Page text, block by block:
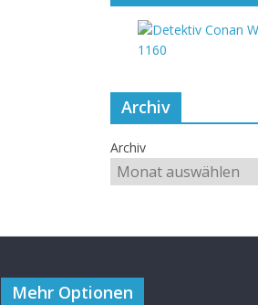
Archiv
Archiv
Mehr Optionen